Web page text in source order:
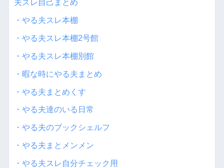
夫スレ自己まとめ
・やる夫スレ本棚
・やる夫スレ本棚2号館
・やる夫スレ本棚別館
・暇な時にやる夫まとめ
・やる夫まとめくす
・やる夫達のいる日常
・やる夫のブックシェルフ
・やる夫まとメンメン
・やる夫スレ自分チェック用